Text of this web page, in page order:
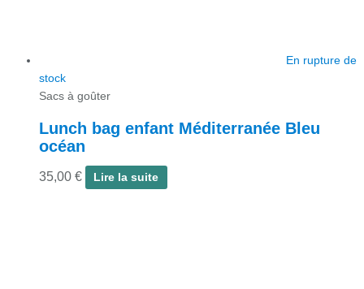
En rupture de
stock
Sacs à goûter
Lunch bag enfant Méditerranée Bleu
océan
35,00 € Lire la suite